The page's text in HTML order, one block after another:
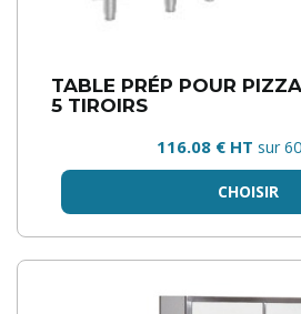
TABLE PRÉP POUR
5 TIROIRS
116.08 € HT sur
CHOISIR